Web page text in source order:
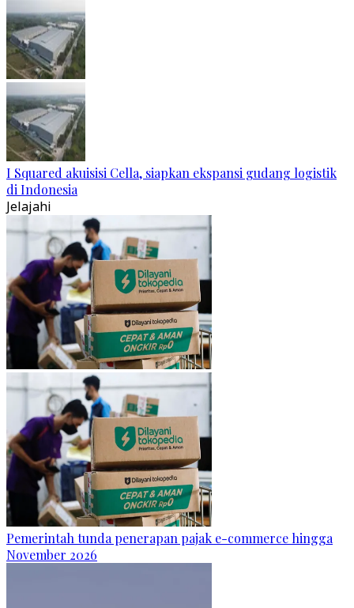
I Squared akuisisi Cella, siapkan ekspansi gudang logistik
di Indonesia
Jelajahi
Pemerintah tunda penerapan pajak e-commerce hingga
November 2026